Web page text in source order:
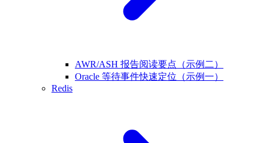
AWR/ASH 报告阅读要点（示例二）
Oracle 等待事件快速定位（示例一）
Redis